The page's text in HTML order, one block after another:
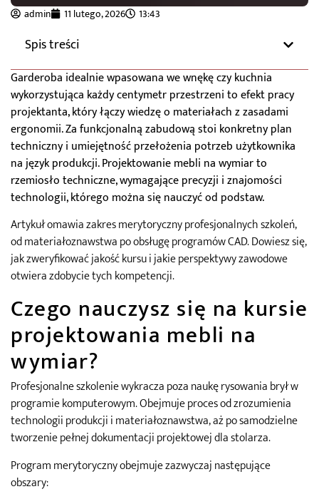
admin 11 lutego, 2026 13:43
Spis treści
Garderoba idealnie wpasowana we wnękę czy kuchnia
wykorzystująca każdy centymetr przestrzeni to efekt pracy
projektanta, który łączy wiedzę o materiałach z zasadami
ergonomii. Za funkcjonalną zabudową stoi konkretny plan
techniczny i umiejętność przełożenia potrzeb użytkownika
na język produkcji. Projektowanie mebli na wymiar to
rzemiosło techniczne, wymagające precyzji i znajomości
technologii, którego można się nauczyć od podstaw.
Artykuł omawia zakres merytoryczny profesjonalnych szkoleń,
od materiałoznawstwa po obsługę programów CAD. Dowiesz się,
jak zweryfikować jakość kursu i jakie perspektywy zawodowe
otwiera zdobycie tych kompetencji.
Czego nauczysz się na kursie
projektowania mebli na
wymiar?
Profesjonalne szkolenie wykracza poza naukę rysowania brył w
programie komputerowym. Obejmuje proces od zrozumienia
technologii produkcji i materiałoznawstwa, aż po samodzielne
tworzenie pełnej dokumentacji projektowej dla stolarza.
Program merytoryczny obejmuje zazwyczaj następujące
obszary: